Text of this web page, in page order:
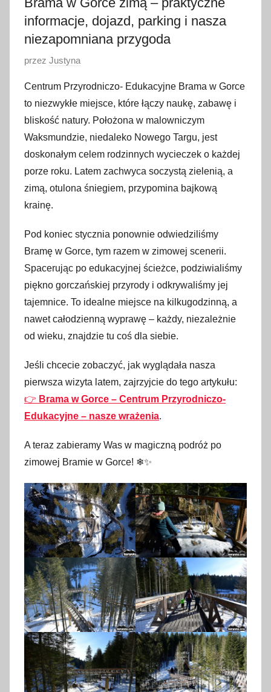
informacje, dojazd, parking i nasza
niezapomniana przygoda
O
u
b
l
i
k
o
w
a
o
5
l
u
t
2
przez Justyna
Centrum Przyrodniczo- Edukacyjne Brama w Gorce
to niezwykłe miejsce, które łączy naukę, zabawę i
bliskość natury. Położona w malowniczym
Waksmundzie, niedaleko Nowego Targu, jest
doskonałym celem rodzinnych wycieczek o każdej
porze roku. Latem zachwyca soczystą zielenią, a
zimą, otulona śniegiem, przypomina bajkową
krainę.
Pod koniec stycznia ponownie odwiedziliśmy
Bramę w Gorce, tym razem w zimowej scenerii.
Spacerując po edukacyjnej ścieżce, podziwialiśmy
piękno gorczańskiej przyrody i odkrywaliśmy jej
tajemnice. To idealne miejsce na kilkugodzinną, a
nawet całodzienną wyprawę – każdy, niezależnie
od wieku, znajdzie tu coś dla siebie.
Jeśli chcecie zobaczyć, jak wyglądała nasza
pierwsza wizyta latem, zajrzyjcie do tego artykułu:
👉 Brama w Gorce – Centrum Przyrodniczo-
Edukacyjne – nasze wrażenia.
A teraz zabieramy Was w magiczną podróż po
zimowej Bramie w Gorce! ❄✨